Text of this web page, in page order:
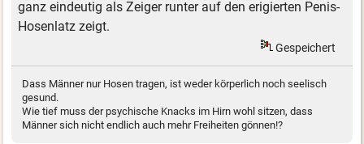
ganz eindeutig als Zeiger runter auf den erigierten Penis-
Hosenlatz zeigt.
Gespeichert
Dass Männer nur Hosen tragen, ist weder körperlich noch seelisch
gesund.
Wie tief muss der psychische Knacks im Hirn wohl sitzen, dass
Männer sich nicht endlich auch mehr Freiheiten gönnen!?